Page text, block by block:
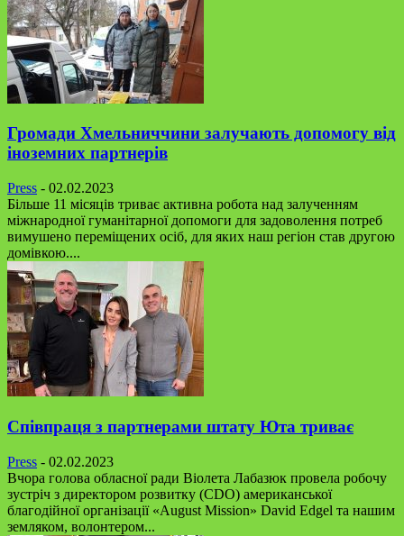
Громади Хмельниччини залучають допомогу від
іноземних партнерів
Press - 02.02.2023
Більше 11 місяців триває активна робота над залученням
міжнародної гуманітарної допомоги для задоволення потреб
вимушено переміщених осіб, для яких наш регіон став другою
домівкою....
Співпраця з партнерами штату Юта триває
Press - 02.02.2023
Вчора голова обласної ради Віолета Лабазюк провела робочу
зустріч з директором розвитку (CDO) американської
благодійної організації «August Mission» David Edgel та нашим
земляком, волонтером...